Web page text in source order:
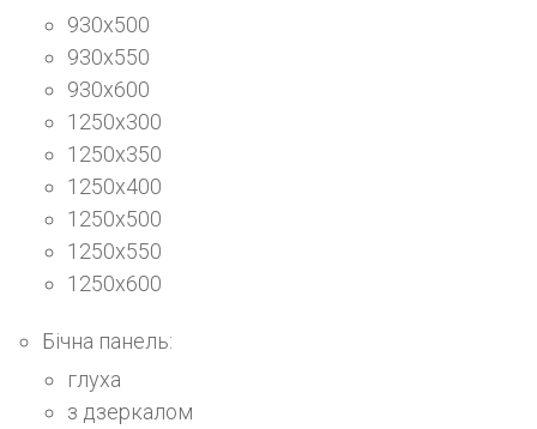
930х500
930х550
930х600
1250х300
1250х350
1250х400
1250х500
1250х550
1250х600
Бічна панель:
глуха
з дзеркалом